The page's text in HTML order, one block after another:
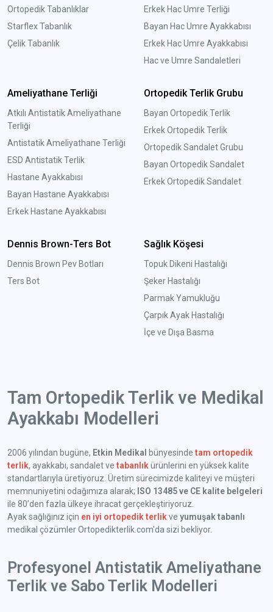
Ortopedik Tabanlıklar
Starflex Tabanlık
Çelik Tabanlık
Erkek Hac Umre Terliği
Bayan Hac Umre Ayakkabısı
Erkek Hac Umre Ayakkabısı
Hac ve Umre Sandaletleri
Ameliyathane Terliği
Atkılı Antistatik Ameliyathane
Terliği
Antistatik Ameliyathane Terliği
ESD Antistatik Terlik
Hastane Ayakkabısı
Bayan Hastane Ayakkabısı
Erkek Hastane Ayakkabısı
Ortopedik Terlik Grubu
Bayan Ortopedik Terlik
Erkek Ortopedik Terlik
Ortopedik Sandalet Grubu
Bayan Ortopedik Sandalet
Erkek Ortopedik Sandalet
Dennis Brown-Ters Bot
Dennis Brown Pev Botları
Ters Bot
Sağlık Köşesi
Topuk Dikeni Hastalığı
Şeker Hastalığı
Parmak Yamukluğu
Çarpık Ayak Hastalığı
İçe ve Dışa Basma
Tam Ortopedik Terlik ve Medikal
Ayakkabı Modelleri
2006 yılından bugüne, Etkin Medikal bünyesindetam ortopedik
terlik, ayakkabı, sandalet vetabanlık ürünlerini en yüksek kalite
standartlarıyla üretiyoruz. Üretim sürecimizde kaliteyi ve müşteri
memnuniyetini odağımıza alarak; ISO 13485 ve CE kalite belgeleri
ile 80’den fazla ülkeye ihracat gerçekleştiriyoruz.
Ayak sağlığınız için en iyi ortopedik terlik ve yumuşak tabanlı
medikal çözümler Ortopedikterlik.com'da sizi bekliyor.
Profesyonel Antistatik Ameliyathane
Terlik ve Sabo Terlik Modelleri